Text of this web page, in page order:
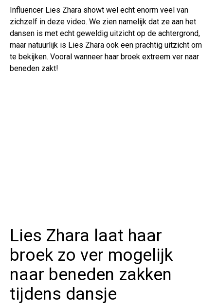
Influencer Lies Zhara showt wel echt enorm veel van
zichzelf in deze video. We zien namelijk dat ze aan het
dansen is met echt geweldig uitzicht op de achtergrond,
maar natuurlijk is Lies Zhara ook een prachtig uitzicht om
te bekijken. Vooral wanneer haar broek extreem ver naar
beneden zakt!
Lies Zhara laat haar
broek zo ver mogelijk
naar beneden zakken
tijdens dansje